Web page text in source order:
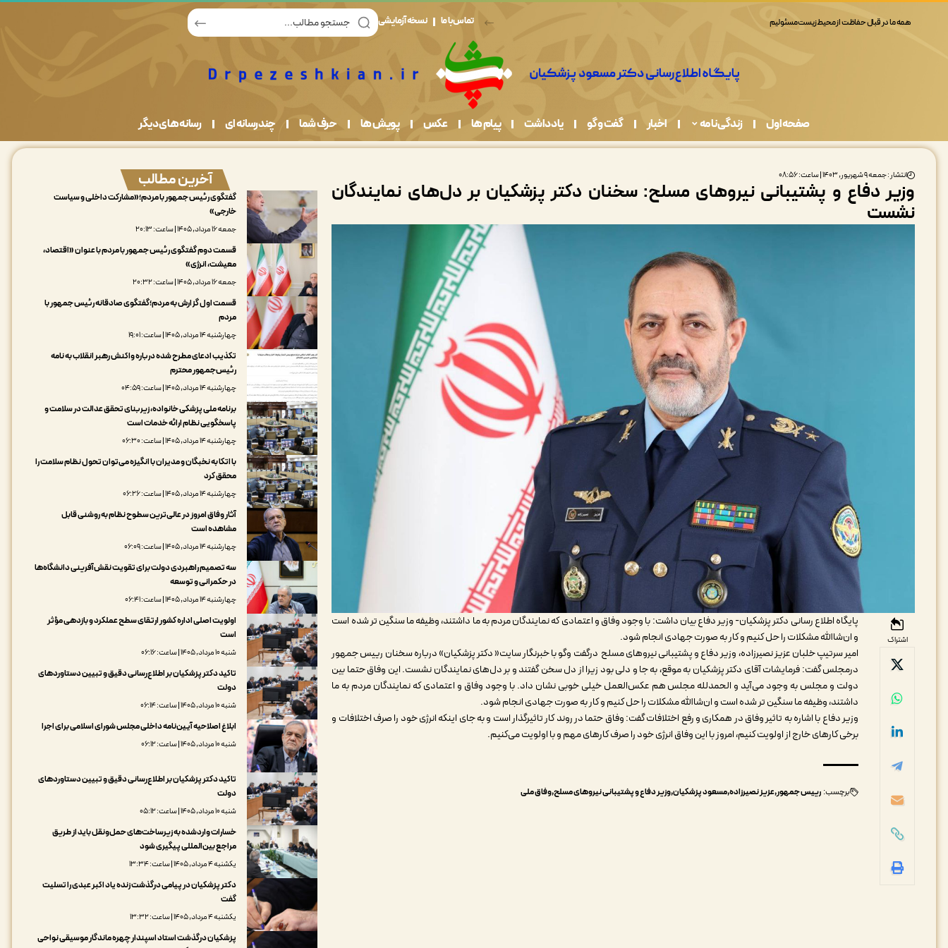
همه ما در قبال حفاظت از محیط زیست مسئولیم تماس با ما نسخه آزمایشی
صفحه اول زندگی نامه اخبار گفت و گو یادداشت پیام ها عکس پویش ها حرف شما چندرسانه ای رسانه های دیگر
انتشار : جمعه ۹ شهریور, ۱۴۰۳ | ساعت: ۰۸:۵۶
وزیر دفاع و پشتیبانی نیروهای مسلح: سخنان دکتر پزشکیان بر دل‌های نمایندگان
نشست
اشتراک
پایگاه اطلاع رسانی دکتر پزشکیان- وزیر دفاع بیان داشت: با وجود وفاق و اعتمادی که نمایندگان مردم به ما داشتند، وظیفه ما سنگین تر شده است
و ان‌شاالله مشکلات را حل کنیم و کار به صورت جهادی انجام شود.
امیر سرتیپ خلبان عزیز نصیرزاده، وزیر دفاع و پشتیبانی نیروهای مسلح درگفت وگو با خبرنگار سایت« دکتر پزشکیان» درباره سخنان رییس جمهور
درمجلس گفت: فرمایشات آقای دکتر پزشکیان به موقع، به جا و دلی بود زیرا از دل سخن گفتند و بر دل‌های نمایندگان نشست. این وفاق حتما بین
دولت و مجلس به وجود می‌آید و الحمدلله مجلس هم عکس‌العمل خیلی خوبی نشان داد. با وجود وفاق و اعتمادی که نمایندگان مردم به ما
داشتند، وظیفه ما سنگین تر شده است و ان‌شاالله مشکلات را حل کنیم و کار به صورت جهادی انجام شود.
وزیر دفاع با اشاره به تاثیر وفاق در همکاری و رفع اختلافات گفت: وفاق حتما در روند کار تاثیرگذار است و به جای اینکه انرژی خود را صرف اختلافات و
برخی کارهای خارج از اولویت کنیم، امروز با این وفاق انرژی خود را صرف کارهای مهم و با اولویت می‌کنیم.
برچسب: رییس جمهورعزیز نصیرزادهمسعود پزشکیانوزیر دفاع و پشتیبانی نیروهای مسلحوفاق ملی
آخرین مطالب
گفتگوی رئیس جمهور با مردم؛«مشارکت داخلی و سیاست
خارجی»
جمعه ۱۶ مرداد, ۱۴۰۵ | ساعت: ۲۰:۱۳
قسمت دوم گفتگوی رئیس جمهور با مردم با عنوان «اقتصاد،
معیشت، انرژی»
جمعه ۱۶ مرداد, ۱۴۰۵ | ساعت: ۲۰:۳۲
قسمت اول گزارش به مردم؛گفتگوی صادقانه رئیس جمهور با
مردم
چهارشنبه ۱۴ مرداد, ۱۴۰۵ | ساعت: ۱۹:۰۱
تکذیب ادعای مطرح شده درباره واکنش رهبر انقلاب به نامه
رئیس‌جمهور محترم
چهارشنبه ۱۴ مرداد, ۱۴۰۵ | ساعت: ۰۴:۵۹
برنامه ملی پزشکی خانواده، زیربنای تحقق عدالت در سلامت و
پاسخگویی نظام ارائه خدمات است
چهارشنبه ۱۴ مرداد, ۱۴۰۵ | ساعت: ۰۶:۳۰
با اتکا به نخبگان و مدیران با انگیزه می‌توان تحول نظام سلامت را
محقق کرد
چهارشنبه ۱۴ مرداد, ۱۴۰۵ | ساعت: ۰۶:۲۶
آثار وفاق امروز در عالی‌ترین سطوح نظام به روشنی قابل
مشاهده است
چهارشنبه ۱۴ مرداد, ۱۴۰۵ | ساعت: ۰۶:۰۹
سه تصمیم راهبردی دولت برای تقویت نقش‌آفرینی دانشگاه‌ها
در حکمرانی و توسعه
چهارشنبه ۱۴ مرداد, ۱۴۰۵ | ساعت: ۰۶:۴۱
اولویت اصلی اداره کشور ارتقای سطح عملکرد و بازدهی مؤثر
است
شنبه ۱۰ مرداد, ۱۴۰۵ | ساعت: ۰۶:۱۶
تاکید دکتر پزشکیان بر اطلاع‌رسانی دقیق و تبیین دستاوردهای
دولت
شنبه ۱۰ مرداد, ۱۴۰۵ | ساعت: ۰۶:۱۴
ابلاغ اصلاحیه آیین‌نامه داخلی مجلس شورای اسلامی برای اجرا
شنبه ۱۰ مرداد, ۱۴۰۵ | ساعت: ۰۶:۱۲
تاکید دکتر پزشکیان بر اطلاع‌رسانی دقیق و تبیین دستاوردهای
دولت
شنبه ۱۰ مرداد, ۱۴۰۵ | ساعت: ۰۵:۱۲
خسارات واردشده به زیرساخت‌های حمل‌ونقل باید از طریق
مراجع بین‌المللی پیگیری شود
یکشنبه ۴ مرداد, ۱۴۰۵ | ساعت: ۱۳:۳۴
دکتر پزشکیان در پیامی درگذشت زنده یاد اکبر عبدی را تسلیت
گفت
یکشنبه ۴ مرداد, ۱۴۰۵ | ساعت: ۱۳:۳۲
پزشکیان درگذشت استاد اسپندار چهره ماندگار موسیقی نواحی